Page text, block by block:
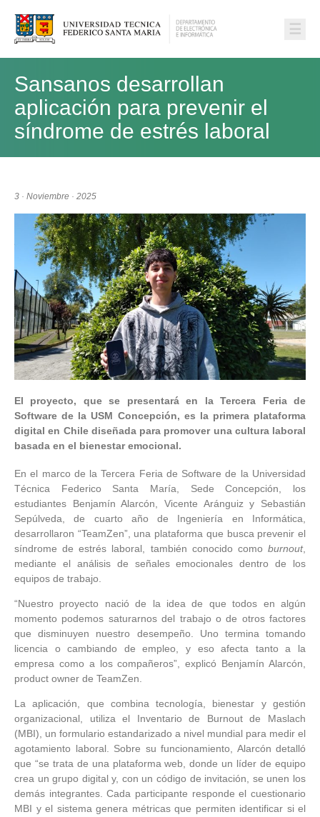
☰
Sansanos desarrollan
aplicación para prevenir el
síndrome de estrés laboral
3 · Noviembre · 2025
El proyecto, que se presentará en la Tercera Feria de
Software de la USM Concepción, es la primera plataforma
digital en Chile diseñada para promover una cultura laboral
basada en el bienestar emocional.
En el marco de la Tercera Feria de Software de la Universidad
Técnica Federico Santa María, Sede Concepción, los
estudiantes Benjamín Alarcón, Vicente Aránguiz y Sebastián
Sepúlveda, de cuarto año de Ingeniería en Informática,
desarrollaron “TeamZen”, una plataforma que busca prevenir el
síndrome de estrés laboral, también conocido como burnout,
mediante el análisis de señales emocionales dentro de los
equipos de trabajo.
“Nuestro proyecto nació de la idea de que todos en algún
momento podemos saturarnos del trabajo o de otros factores
que disminuyen nuestro desempeño. Uno termina tomando
licencia o cambiando de empleo, y eso afecta tanto a la
empresa como a los compañeros”, explicó Benjamín Alarcón,
product owner de TeamZen.
La aplicación, que combina tecnología, bienestar y gestión
organizacional, utiliza el Inventario de Burnout de Maslach
(MBI), un formulario estandarizado a nivel mundial para medir el
agotamiento laboral. Sobre su funcionamiento, Alarcón detalló
que “se trata de una plataforma web, donde un líder de equipo
crea un grupo digital y, con un código de invitación, se unen los
demás integrantes. Cada participante responde el cuestionario
MBI y el sistema genera métricas que permiten identificar si el